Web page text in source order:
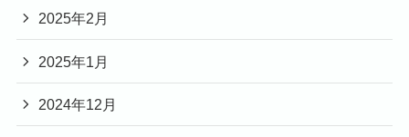
2025年2月
2025年1月
2024年12月